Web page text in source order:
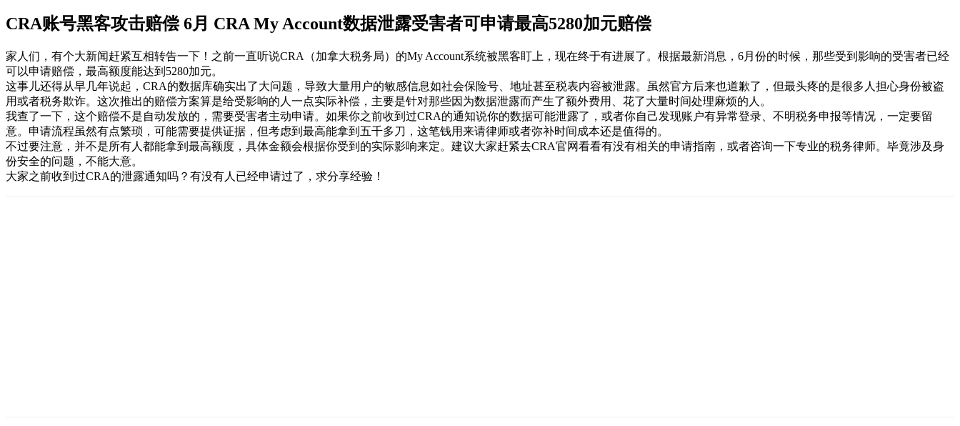
CRA账号黑客攻击赔偿 6月 CRA My Account数据泄露受害者可申请最高5280加元赔偿
家人们，有个大新闻赶紧互相转告一下！之前一直听说CRA（加拿大税务局）的My Account系统被黑客盯上，现在终于有进展了。根据最新消息，6月份的时候，那些受到影响的受害者已经
可以申请赔偿，最高额度能达到5280加元。
这事儿还得从早几年说起，CRA的数据库确实出了大问题，导致大量用户的敏感信息如社会保险号、地址甚至税表内容被泄露。虽然官方后来也道歉了，但最头疼的是很多人担心身份被盗
用或者税务欺诈。这次推出的赔偿方案算是给受影响的人一点实际补偿，主要是针对那些因为数据泄露而产生了额外费用、花了大量时间处理麻烦的人。
我查了一下，这个赔偿不是自动发放的，需要受害者主动申请。如果你之前收到过CRA的通知说你的数据可能泄露了，或者你自己发现账户有异常登录、不明税务申报等情况，一定要留
意。申请流程虽然有点繁琐，可能需要提供证据，但考虑到最高能拿到五千多刀，这笔钱用来请律师或者弥补时间成本还是值得的。
不过要注意，并不是所有人都能拿到最高额度，具体金额会根据你受到的实际影响来定。建议大家赶紧去CRA官网看看有没有相关的申请指南，或者咨询一下专业的税务律师。毕竟涉及身
份安全的问题，不能大意。
大家之前收到过CRA的泄露通知吗？有没有人已经申请过了，求分享经验！